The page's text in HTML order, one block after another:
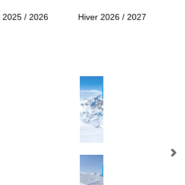
2025 / 2026 Hiver 2026 / 2027